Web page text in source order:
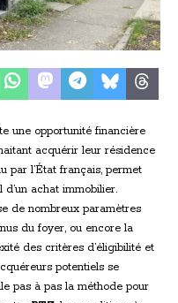
une opportunité financière
acquérir leur résidence
par l’État français, permet
achat immobilier.
de nombreux paramètres
du foyer, ou encore la
des critères d’éligibilité et
potentiels se
pas à pas la méthode pour